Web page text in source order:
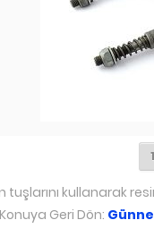
1
tuşlarını kullanarak
Konuya Geri Dön: